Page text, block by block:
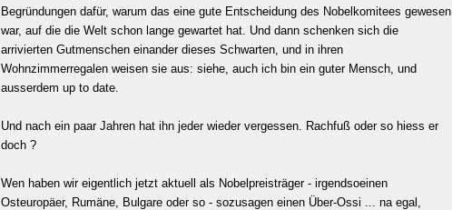
Begründungen dafür, warum das eine gute Entscheidung des Nobelkomitees gewesen
war, auf die die Welt schon lange gewartet hat. Und dann schenken sich die
arrivierten Gutmenschen einander dieses Schwarten, und in ihren
Wohnzimmerregalen weisen sie aus: siehe, auch ich bin ein guter Mensch, und
ausserdem up to date.
Und nach ein paar Jahren hat ihn jeder wieder vergessen. Rachfuß oder so hiess er
doch ?
Wen haben wir eigentlich jetzt aktuell als Nobelpreisträger - irgendsoeinen
Osteuropäer, Rumäne, Bulgare oder so - sozusagen einen Über-Ossi ... na egal,